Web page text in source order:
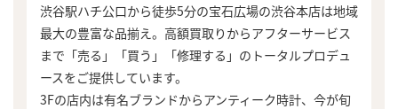
渋谷駅ハチ公口から徒歩5分の宝石広場の渋谷本店は地域
最大の豊富な品揃え。高額買取りからアフターサービス
まで「売る」「買う」「修理する」のトータルプロデュ
ースをご提供しています。
3Fの店内は有名ブランドからアンティーク時計、今が旬